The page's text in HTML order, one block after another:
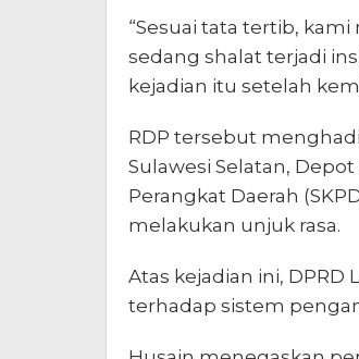
“Sesuai tata tertib,
sedang shalat terjadi
kejadian itu setelah
RDP tersebut
Sulawesi Selatan,
Perangkat Daerah
melakukan unjuk rasa.
Atas kejadian ini,
terhadap sistem